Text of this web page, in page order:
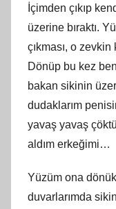
İçimden çıkıp
üzerine bıraktı.
çıkması, o
Dönüp bu kez
bakan sikinin
dudaklarım
yavaş yavaş
aldım erkeğimi…
Yüzüm ona
duvarlarımda